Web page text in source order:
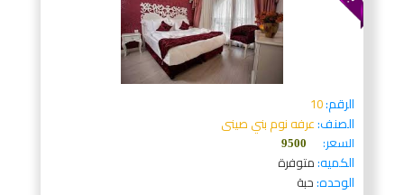
الرقم:10
الصنف:عرفه نوم بني صينى
السعر:
9500
الكميه:متوفرة
الوحده:حبة